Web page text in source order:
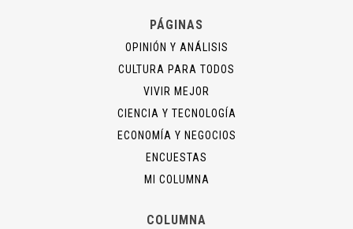
PÁGINAS
OPINIÓN Y ANÁLISIS
CULTURA PARA TODOS
VIVIR MEJOR
CIENCIA Y TECNOLOGÍA
ECONOMÍA Y NEGOCIOS
ENCUESTAS
MI COLUMNA
COLUMNA